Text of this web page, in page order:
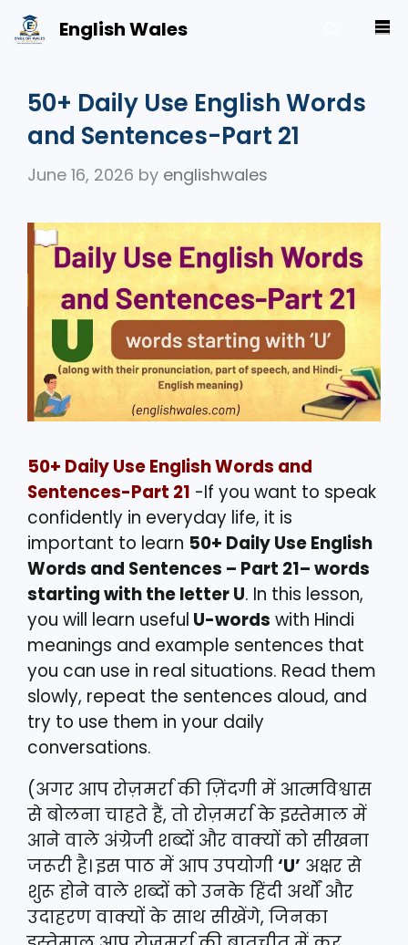
Skip
to
English Wales
50+ Daily Use English Words
and Sentences-Part 21
June 16, 2026 by englishwales
50+ Daily Use English Words and
Sentences-Part 21 -If you want to speak
confidently in everyday life, it is
important to learn 50+ Daily Use English
Words and Sentences – Part 21– words
starting with the letter U. In this lesson,
you will learn useful U-words with Hindi
meanings and example sentences that
you can use in real situations. Read them
slowly, repeat the sentences aloud, and
try to use them in your daily
conversations.
(अगर आप रोज़मर्रा की ज़िंदगी में आत्मविश्वास
से बोलना चाहते हैं, तो रोज़मर्रा के इस्तेमाल में
आने वाले अंग्रेजी शब्दों और वाक्यों को सीखना
जरूरी है। इस पाठ में आप उपयोगी‘U’ अक्षर से
शुरू होने वाले शब्दों को उनके हिंदी अर्थों और
उदाहरण वाक्यों के साथ सीखेंगे, जिनका